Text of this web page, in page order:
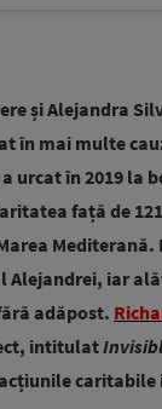
și Alejandra
în mai multe
a urcat în 2019 la
față de
Mediterană.
Alejandrei, iar
adăpost.
intitulat